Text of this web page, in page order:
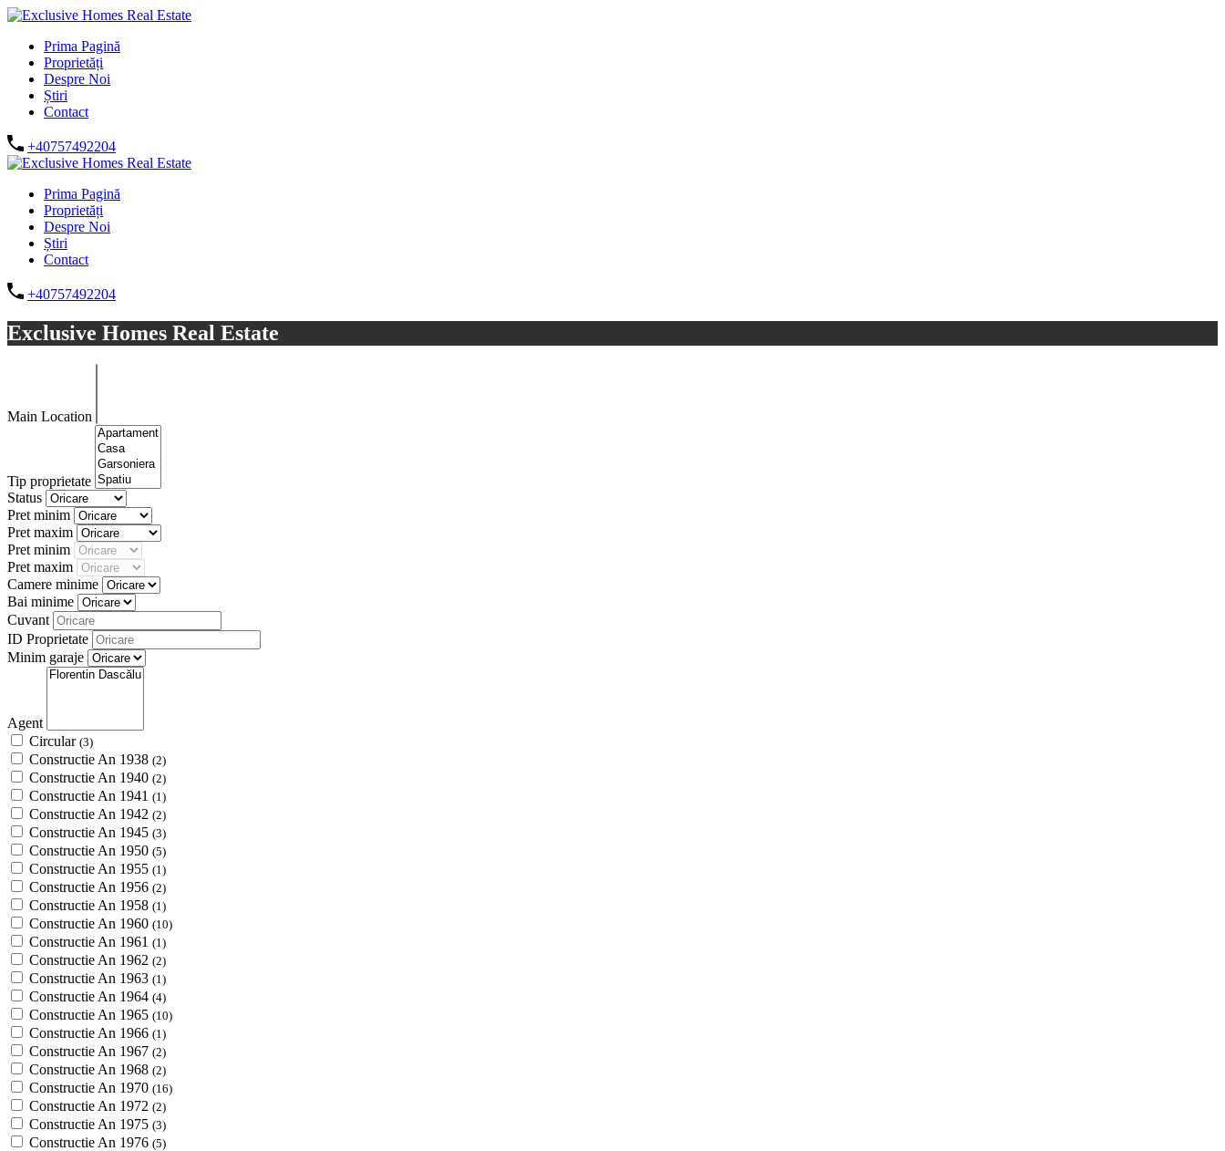
Prima Pagină
Proprietăți
Despre Noi
Știri
Contact
+40757492204
Prima Pagină
Proprietăți
Despre Noi
Știri
Contact
+40757492204
Exclusive Homes Real Estate
Main Location
Tip proprietate
Status
Pret minim
Pret maxim
Pret minim
Pret maxim
Camere minime
Bai minime
Cuvant
ID Proprietate
Minim garaje
Agent
Circular (3)
Constructie An 1938 (2)
Constructie An 1940 (2)
Constructie An 1941 (1)
Constructie An 1942 (2)
Constructie An 1945 (3)
Constructie An 1950 (5)
Constructie An 1955 (1)
Constructie An 1956 (2)
Constructie An 1958 (1)
Constructie An 1960 (10)
Constructie An 1961 (1)
Constructie An 1962 (2)
Constructie An 1963 (1)
Constructie An 1964 (4)
Constructie An 1965 (10)
Constructie An 1966 (1)
Constructie An 1967 (2)
Constructie An 1968 (2)
Constructie An 1970 (16)
Constructie An 1972 (2)
Constructie An 1975 (3)
Constructie An 1976 (5)